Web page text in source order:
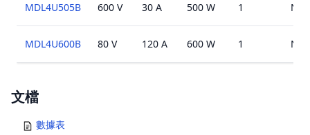
MDL4U505B 600 V 30 A 500 W 1 N/A
MDL4U600B 80 V 120 A 600 W 1 N/A
Documents
文檔
數據表